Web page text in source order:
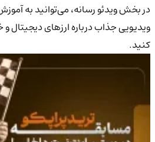
در بخش ویدئو رسانه، می‌توانید به
ویدیویی جذاب درباره ارزهای دیجیتال
کنید.